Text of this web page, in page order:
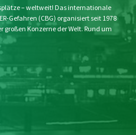
– weltweit! Das internationale
Gefahren (CBG) organisiert seit 1978
großen Konzerne der Welt. Rund um